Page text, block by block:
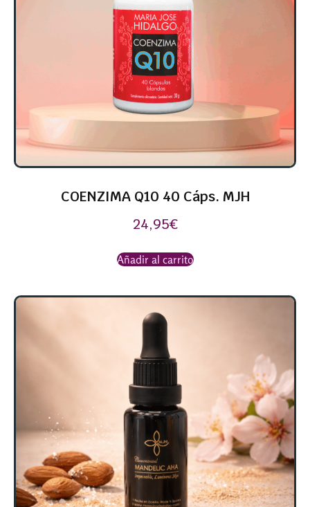
COENZIMA Q10 40 Cáps. MJH
24,95€
Añadir al carrito